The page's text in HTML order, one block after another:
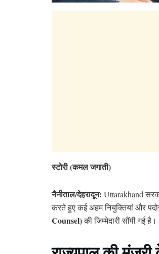
स्टोरी (कमल जगाती)
नैनीताल/देहरादून: Uttarakhand
करते हुए कई अहम नियुक्तियां और
Counsel)की जिम्मेदारी सौंपी गई है।